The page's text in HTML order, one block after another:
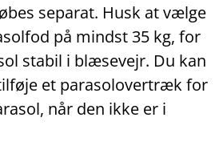
separat. Husk at vælge
på mindst 35 kg, for
stabil i blæsevejr. Du kan
et parasolovertræk for
når den ikke er i